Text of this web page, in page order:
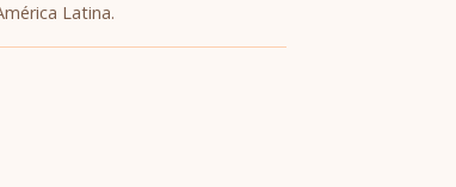
Latina.